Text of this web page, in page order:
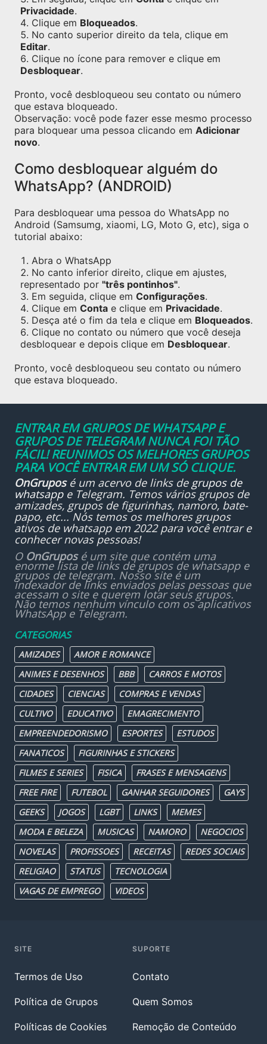
Privacidade.
Clique em Bloqueados.
No canto superior direito da tela, clique em
Editar.
Clique no ícone para remover e clique em
Desbloquear.
Pronto, você desbloqueou seu contato ou número
que estava bloqueado.
Observação: você pode fazer esse mesmo processo
para bloquear uma pessoa clicando em Adicionar
novo.
Como desbloquear alguém do
WhatsApp? (ANDROID)
Para desbloquear uma pessoa do WhatsApp no
Android (Samsumg, xiaomi, LG, Moto G, etc), siga o
tutorial abaixo:
Abra o WhatsApp
No canto inferior direito, clique em ajustes,
representado por "três pontinhos".
Em seguida, clique em Configurações.
Clique em Conta e clique em Privacidade.
Desça até o fim da tela e clique em Bloqueados.
Clique no contato ou número que você deseja
desbloquear e depois clique em Desbloquear.
Pronto, você desbloqueou seu contato ou número
que estava bloqueado.
ENTRAR EM GRUPOS DE WHATSAPP E
GRUPOS DE TELEGRAM NUNCA FOI TÃO
FÁCIL! REUNIMOS OS MELHORES GRUPOS
PARA VOCÊ ENTRAR EM UM SÓ CLIQUE.
OnGruposé um acervo de links de grupos de
whatsappe Telegram. Temos vários grupos de
amizades, grupos de figurinhas, namoro, bate-
papo, etc... Nós temos os melhores grupos
ativos de whatsapp em 2022 para você entrar e
conhecer novas pessoas!
O OnGruposé um site que contém uma
enorme lista de links de grupos de whatsapp e
grupos de telegram. Nosso site é um
indexador de links enviados pelas pessoas que
acessam o site e querem lotar seus grupos.
Não temos nenhum vínculo com os aplicativos
WhatsApp e Telegram.
CATEGORIAS
AMIZADES
AMOR E ROMANCE
ANIMES E DESENHOS
BBB
CARROS E MOTOS
CIDADES
CIENCIAS
COMPRAS E VENDAS
CULTIVO
EDUCATIVO
EMAGRECIMENTO
EMPREENDEDORISMO
ESPORTES
ESTUDOS
FANATICOS
FIGURINHAS E STICKERS
FILMES E SERIES
FISICA
FRASES E MENSAGENS
FREE FIRE
FUTEBOL GANHAR SEGUIDORES
GAYS
GEEKS
JOGOS LGBT LINKS
MEMES
MODA E BELEZA
MUSICAS NAMORO
NEGOCIOS
NOVELAS
PROFISSOES RECEITAS
REDES SOCIAIS
RELIGIAO
STATUS
TECNOLOGIA
VAGAS DE EMPREGO
VIDEOS
SITE
Termos de Uso
Política de Grupos
Políticas de Cookies
SUPORTE
Contato
Quem Somos
Remoção de Conteúdo